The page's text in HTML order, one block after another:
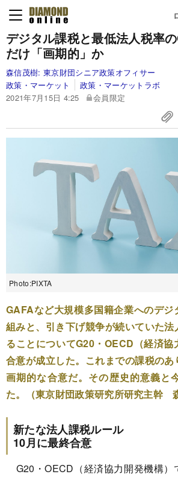
デジタル課税と最低法人税率
だけ「画期的」か
森信茂樹: 東京財団シニア政策オフィサー
政策・マーケット
政策・マーケットラボ
2021年7月15日 4:25
会員限定
Photo:PIXTA
GAFAなど大規模多国籍企業へのデジ
組みと、引き下げ競争が続いていた
ることについてG20・OECD（経済
合意が成立した。これまでの課税の
画期的な合意だ。その歴史的意義と
た。（東京財団政策研究所研究主幹
新たな法人課税ルール
10月に最終合意
G20・OECD（経済協力開発機構）